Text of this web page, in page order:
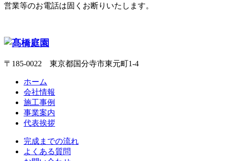
営業等のお電話は固くお断りいたします。
〒185-0022 東京都国分寺市東元町1-4
ホーム
会社情報
施工事例
事業案内
代表挨拶
完成までの流れ
よくある質問